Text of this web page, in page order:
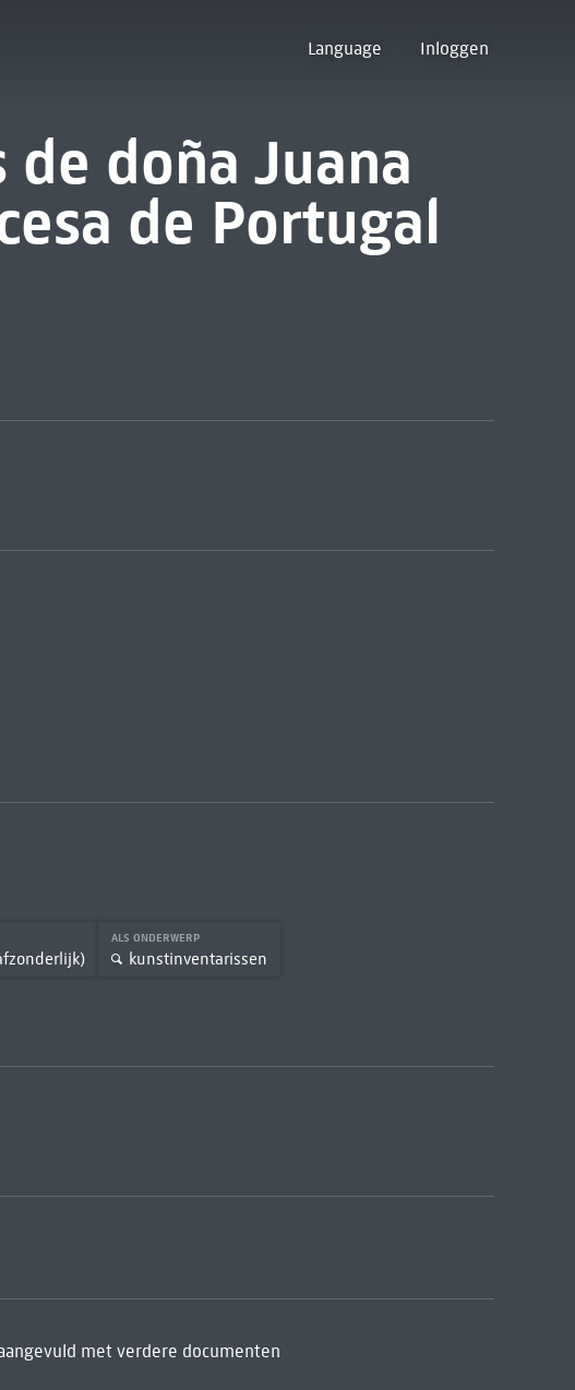
Language Inloggen
doña Juana
de Portugal
ALS ONDERWERP
kunstinventarissen
met verdere documenten